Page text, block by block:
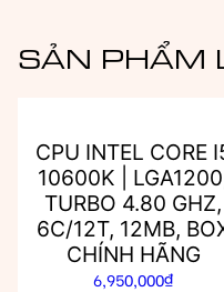
SẢN PHẨM
CPU INTEL CORE
10600K |
TURBO 4.80 GHZ,
6C/12T, 12MB,
CHÍNH HÃNG
6,950,000₫